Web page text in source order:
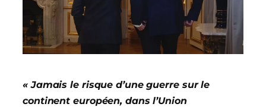
« Jamais le risque d’une guerre sur le
continent européen, dans l’Union